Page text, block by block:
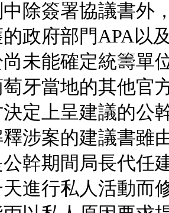
除簽署協議書外
政府部門APA以
未能確定統籌單
牙當地的其他官
定上呈建議的公
涉案的建議書雖
幹期間局長代任
進行私人活動而